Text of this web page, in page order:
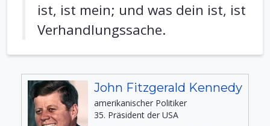
ist, ist mein; und was dein ist, ist
Verhandlungssache.
John Fitzgerald Kennedy
amerikanischer Politiker
35. Präsident der USA